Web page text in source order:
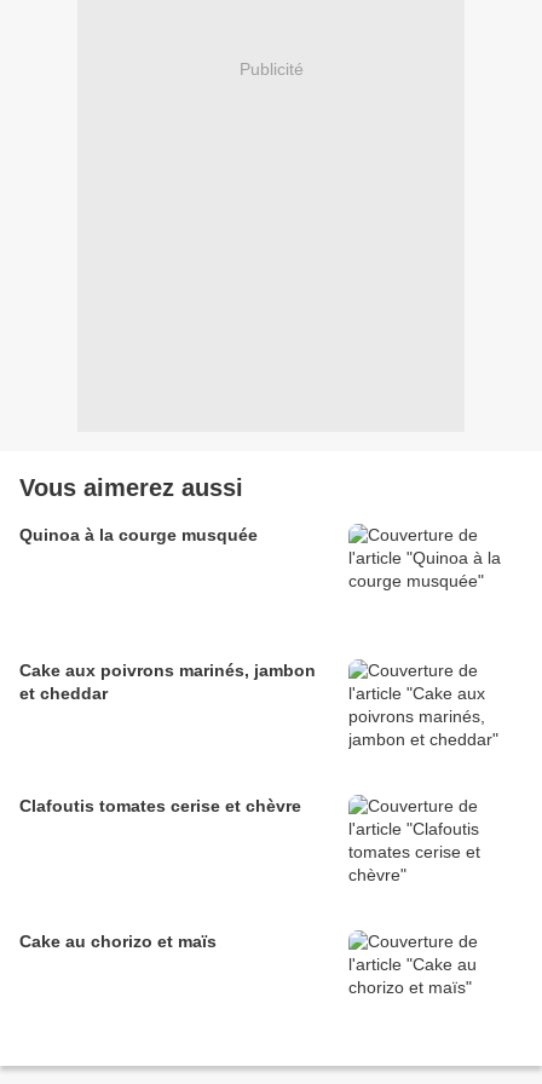
Publicité
Vous aimerez aussi
Quinoa à la courge musquée
Cake aux poivrons marinés, jambon
et cheddar
Clafoutis tomates cerise et chèvre
Cake au chorizo et maïs